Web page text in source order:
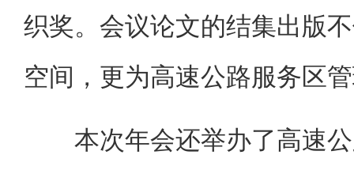
织奖。会议论文的结集出版
空间，更为高速公路服务区
本次年会还举办了高速公